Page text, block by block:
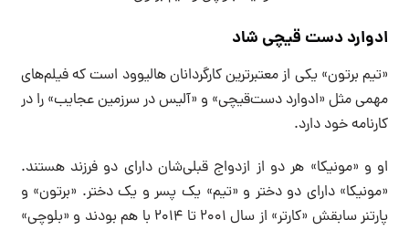
ادوارد دست قیچی شاد
«تیم برتون» یکی از معتبرترین کارگردانان هالیوود است که فیلم‌های
مهمی مثل «ادوارد دست‌قیچی» و «آلیس در سرزمین عجایب» را در
کارنامه خود دارد.
او و «مونیکا» هر دو از ازدواج قبلی‌شان دارای دو فرزند هستند.
«مونیکا» دارای دو دختر و «تیم» یک پسر و یک دختر. «برتون» و
پارتنر سابقش «کارتر» از سال ۲۰۰۱ تا ۲۰۱۴ با هم بودند و «بلوچی»